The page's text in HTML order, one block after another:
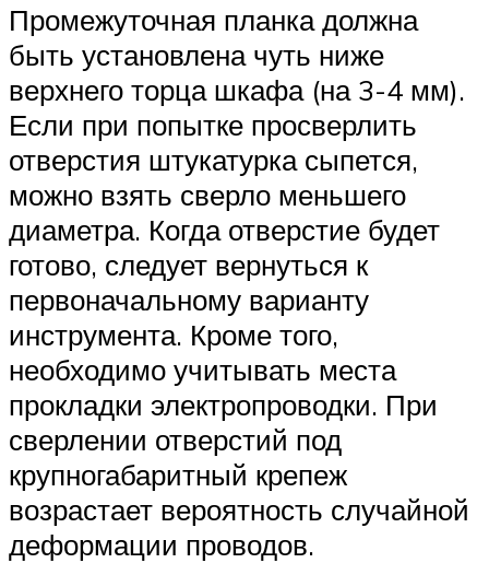
Промежуточная планка должна
быть установлена чуть ниже
верхнего торца шкафа (на 3-4 мм).
Если при попытке просверлить
отверстия штукатурка сыпется,
можно взять сверло меньшего
диаметра. Когда отверстие будет
готово, следует вернуться к
первоначальному варианту
инструмента. Кроме того,
необходимо учитывать места
прокладки электропроводки. При
сверлении отверстий под
крупногабаритный крепеж
возрастает вероятность случайной
деформации проводов.